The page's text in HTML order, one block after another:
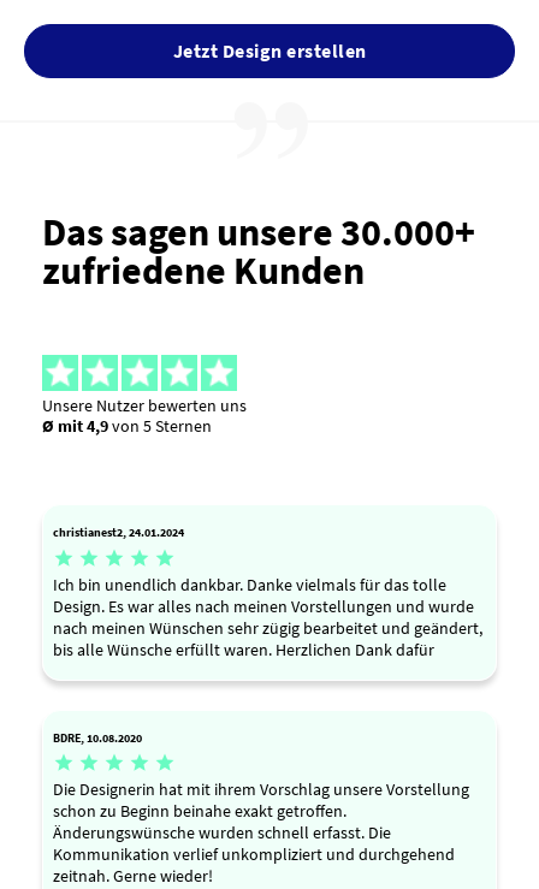
Jetzt Design erstellen
Das sagen unsere 30.000+
zufriedene Kunden
Unsere Nutzer bewerten uns
Ø mit 4,9von 5 Sternen
christianest2, 24.01.2024
    
Ich bin unendlich dankbar. Danke vielmals für das tolle
Design. Es war alles nach meinen Vorstellungen und wurde
nach meinen Wünschen sehr zügig bearbeitet und geändert,
bis alle Wünsche erfüllt waren. Herzlichen Dank dafür
BDRE, 10.08.2020
    
Die Designerin hat mit ihrem Vorschlag unsere Vorstellung
schon zu Beginn beinahe exakt getroffen.
Änderungswünsche wurden schnell erfasst. Die
Kommunikation verlief unkompliziert und durchgehend
zeitnah. Gerne wieder!